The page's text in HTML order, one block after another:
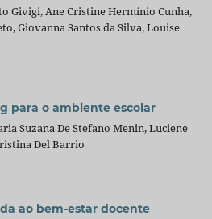
Givigi, Ane Cristine Hermínio Cunha,
Giovanna Santos da Silva, Louise
para o ambiente escolar
Suzana De Stefano Menin, Luciene
Del Barrio
ao bem-estar docente